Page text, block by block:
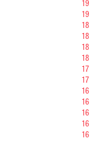
19
19
18
18
18
18
17
17
16
16
16
16
16